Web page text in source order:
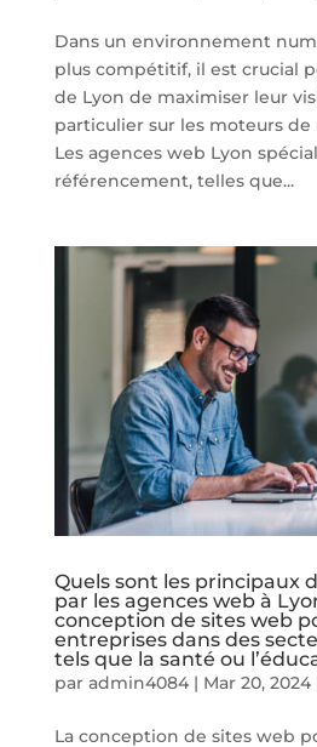
Dans un environnement
plus compétitif, il est crucial
de Lyon de maximiser leur
particulier sur les moteurs de
Les agences web Lyon
référencement, telles que...
Quels sont les principaux
par les agences web à
conception de sites web
entreprises dans des
tels que la santé ou
par admin4084| Mar 20, 2024
La conception de sites web